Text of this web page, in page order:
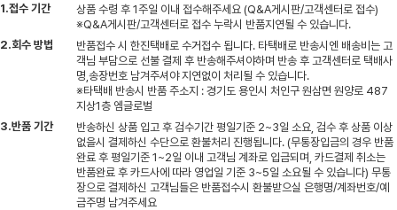
1.접수 기간
상품 수령 후 1주일 이내 접수해주세요 (Q&A게시판/고객센터로 접수)
※Q&A게시판/고객센터로 접수 누락시 반품지연될 수 있습니다.
2.회수 방법
반품접수 시 한진택배로 수거접수 됩니다. 타택배로 반송시엔 배송비는 고
객님 부담으로 선불 결제 후 반송해주셔야하며 반송 후 고객센터로 택배사
명,송장번호 남겨주셔야 지연없이 처리될 수 있습니다.
※타택배 반송시 반품 주소지 : 경기도 용인시 처인구 원삼면 원양로 487
지상1층 엠글로벌
3.반품 기간
반송하신 상품 입고 후 검수기간 평일기준 2~3일 소요, 검수 후 상품 이상
없을시 결제하신 수단으로 환불처리 진행됩니다. (무통장입금의 경우 반품
완료 후 평일기준 1~2일 이내 고객님 계좌로 입금되며, 카드결제 취소는
반품완료 후 카드사에 따라 영업일 기준 3~5일 소요될 수 있습니다) 무통
장으로 결제하신 고객님들은 반품접수시 환불받으실 은행명/계좌번호/예
금주명 남겨주세요